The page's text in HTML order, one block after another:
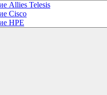
Allies Telesis
Cisco
HPE